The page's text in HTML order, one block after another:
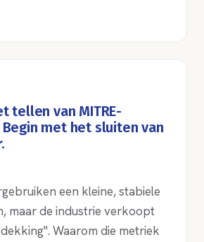
tellen van MITRE-
met het sluiten van
een kleine, stabiele
maar de industrie verkoopt
Waarom die metriek